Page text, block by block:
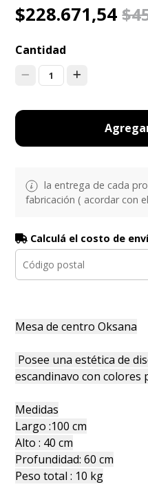
$228.671,54
Cantidad
1
la entrega de cada
fabricación ( acordar con
Calculá el costo de
Mesa de centro Oksana
Posee una estética de
escandinavo con colores
Medidas
Largo :100 cm
Alto : 40 cm
Profundidad: 60 cm
Peso total : 10 kg